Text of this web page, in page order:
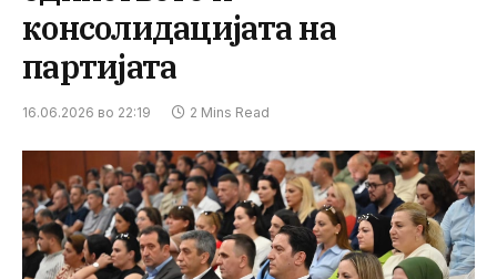
консолидацијата на
партијата
16.06.2026 во 22:19 2 Mins Read